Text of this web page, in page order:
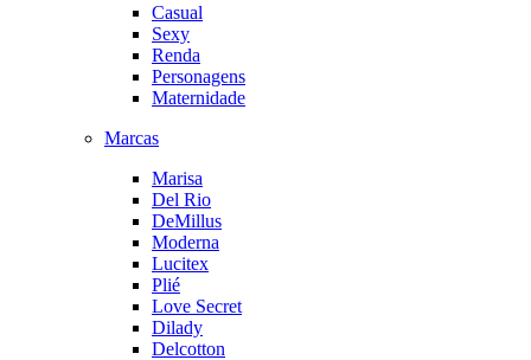
Casual
Sexy
Renda
Personagens
Maternidade
Marcas
Marisa
Del Rio
DeMillus
Moderna
Lucitex
Plié
Love Secret
Dilady
Delcotton